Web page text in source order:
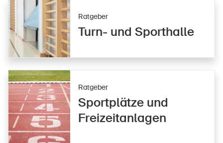
Ratgeber
Turn- und Sporthalle
Ratgeber
Sportplätze und
Freizeitanlagen